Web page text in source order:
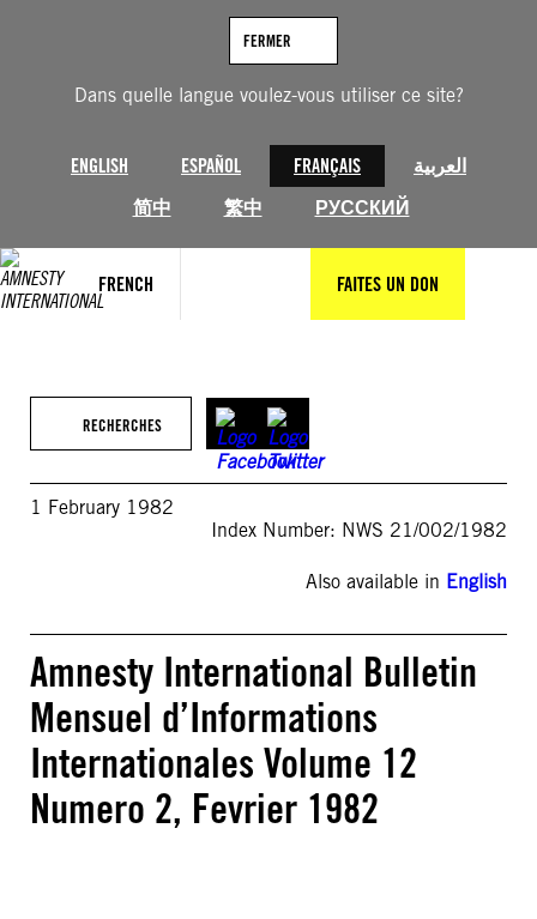
Dans quelle langue voulez-vous utiliser ce site?
ENGLISH ESPAÑOL FRANÇAIS
العربية
简中
繁中 РУССКИЙ
FERMER
FRENCH FAITES UN DON
RECHERCHES
1 February 1982
Index Number: NWS 21/002/1982
Also available in English
Amnesty International Bulletin
Mensuel d’Informations
Internationales Volume 12
Numero 2, Fevrier 1982